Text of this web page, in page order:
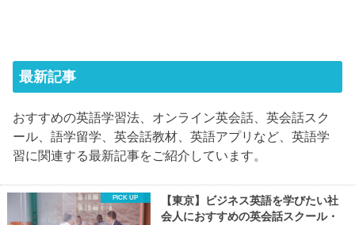
最新記事
おすすめの英語学習法、オンライン英会話、英会話スク
ール、語学留学、英会話教材、英語アプリなど、英語学
習に関連する最新記事をご紹介しています。
【東京】ビジネス英語を学びたい社
会人におすすめの英会話スクール・